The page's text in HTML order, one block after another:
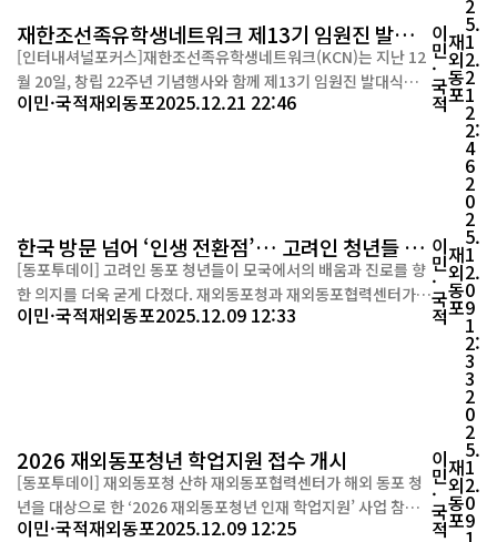
재한조선족유학생네트워크 제13기 임원진 발대식
개최
[인터내셔널포커스]재한조선족유학생네트워크(KCN)는 지난 12
월 20일, 창립 22주년 기념행사와 함께 제13기 임원진 발대식을
열고 새로운 출범을 공식 선언했다. 이날 제13기 회장으로 취임한
이민·국적재외동포2025.12.21 22:46
이
민
·
국
적
재
외
동
포
2
5.
1
2.
2
1
2
2:
4
6
한국 방문 넘어 ‘인생 전환점’… 고려인 청년들 모
국 연수 마무리
[동포투데이] 고려인 동포 청년들이 모국에서의 배움과 진로를 향
한 의지를 더욱 굳게 다졌다. 재외동포청과 재외동포협력센터가
진행한 ‘2025년 제5차 차세대동포(청년) 모국 초청 연수’가 12월
이민·국적재외동포2025.12.09 12:33
이
민
·
국
적
재
외
동
포
2
0
2
5.
1
2.
0
9
1
2:
3
3
2026 재외동포청년 학업지원 접수 개시
[동포투데이] 재외동포청 산하 재외동포협력센터가 해외 동포 청
년을 대상으로 한 ‘2026 재외동포청년 인재 학업지원’ 사업 참가
자를 모집한다. 국가 성장동력 확보와 인구 구조 불균형 문제 해소
이민·국적재외동포2025.12.09 12:25
이
민
·
국
적
재
외
동
포
2
0
2
5.
1
2.
0
9